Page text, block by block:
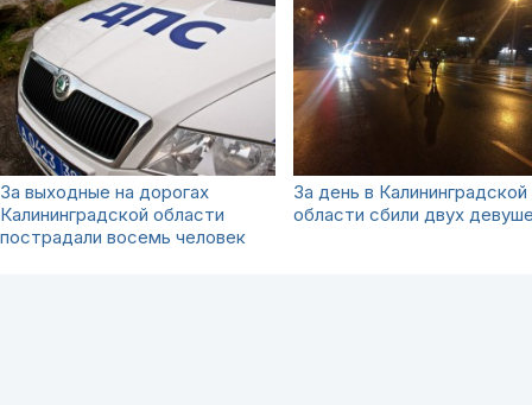
За выходные на дорогах
Калининградской области
пострадали восемь человек
За день в Калининградской
области сбили двух